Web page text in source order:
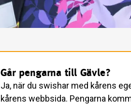
Går pengarna till Gävle?
Ja, när du swishar med kårens
kårens webbsida. Pengarna